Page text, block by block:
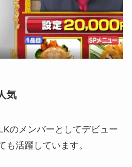
気
のメンバーとしてデビュー
も活躍しています。